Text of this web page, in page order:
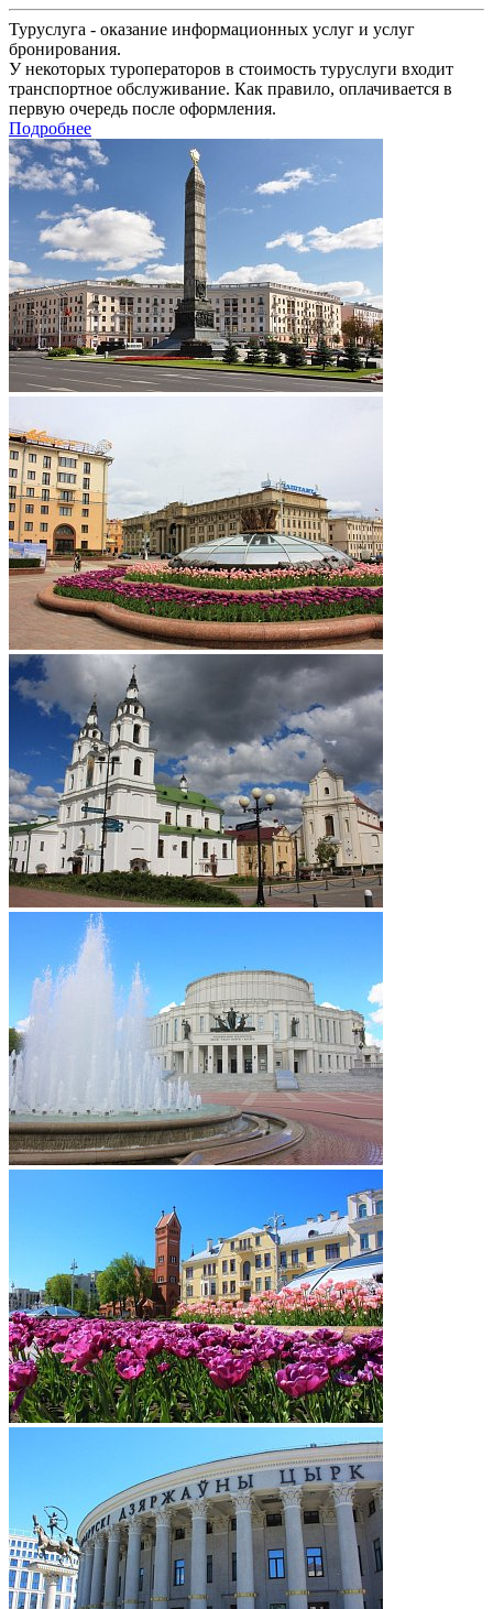
Туруслуга - оказание информационных услуг и услуг
бронирования.
У некоторых туроператоров в стоимость туруслуги входит
транспортное обслуживание. Как правило, оплачивается в
первую очередь после оформления.
Подробнее